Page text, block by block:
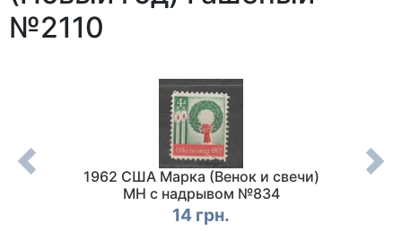
№2110
1962 США Марка (Венок и свечи)
MH с надрывом №834
14 грн.